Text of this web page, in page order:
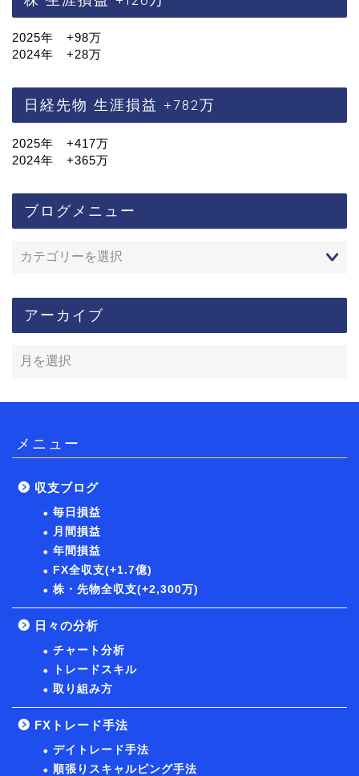
2025年 +98万
2024年 +28万
日経先物 生涯損益 +782万
2025年 +417万
2024年 +365万
ブログメニュー
アーカイブ
メニュー
収支ブログ
毎日損益
月間損益
年間損益
FX全収支(+1.7億)
株・先物全収支(+2,300万)
日々の分析
チャート分析
トレードスキル
取り組み方
FXトレード手法
デイトレード手法
順張りスキャルピング手法